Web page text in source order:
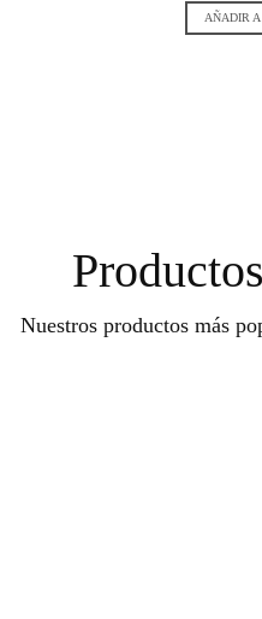
AÑADIR
Nuestros productos más